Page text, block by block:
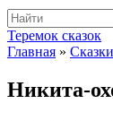
Теремок сказок
Главная »
Никита-